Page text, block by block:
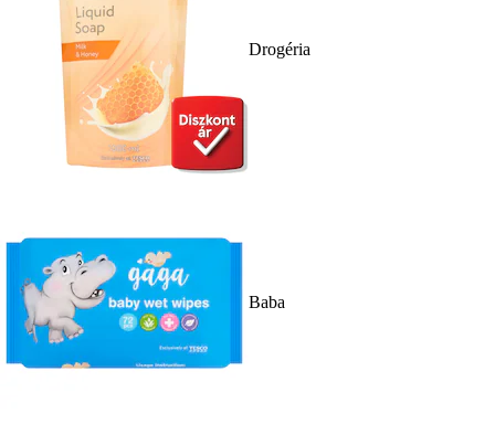
Drogéria
Baba